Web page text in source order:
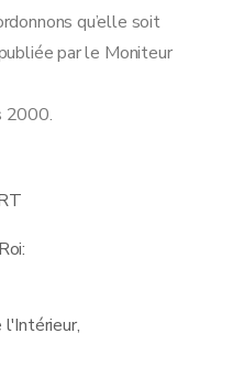
qu’elle soit
par le Moniteur
2000.